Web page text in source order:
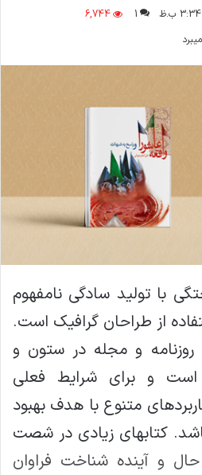
1
6,744
با تولید سادگی نامفهوم
از طراحان گرافیک است.
روزنامه و مجله در ستون و
است و برای شرایط فعلی
متنوع با هدف بهبود
کتابهای زیادی در شصت
و آینده شناخت فراوان